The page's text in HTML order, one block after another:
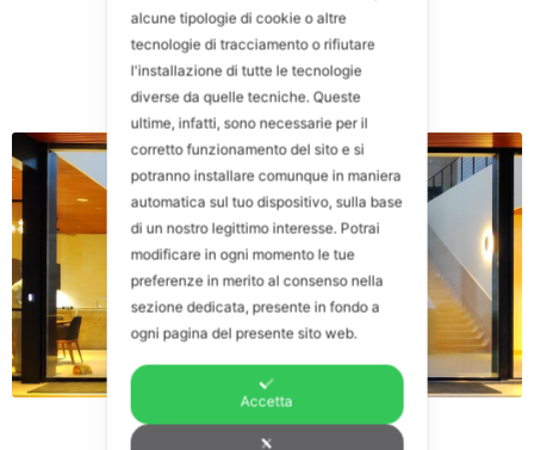
alcune tipologie di cookie o altre
tecnologie di tracciamento o rifiutare
l'installazione di tutte le tecnologie
diverse da quelle tecniche. Queste
ultime, infatti, sono necessarie per il
corretto funzionamento del sito e si
potranno installare comunque in maniera
automatica sul tuo dispositivo, sulla base
di un nostro legittimo interesse. Potrai
modificare in ogni momento le tue
preferenze in merito al consenso nella
sezione dedicata, presente in fondo a
ogni pagina del presente sito web.
Accetta